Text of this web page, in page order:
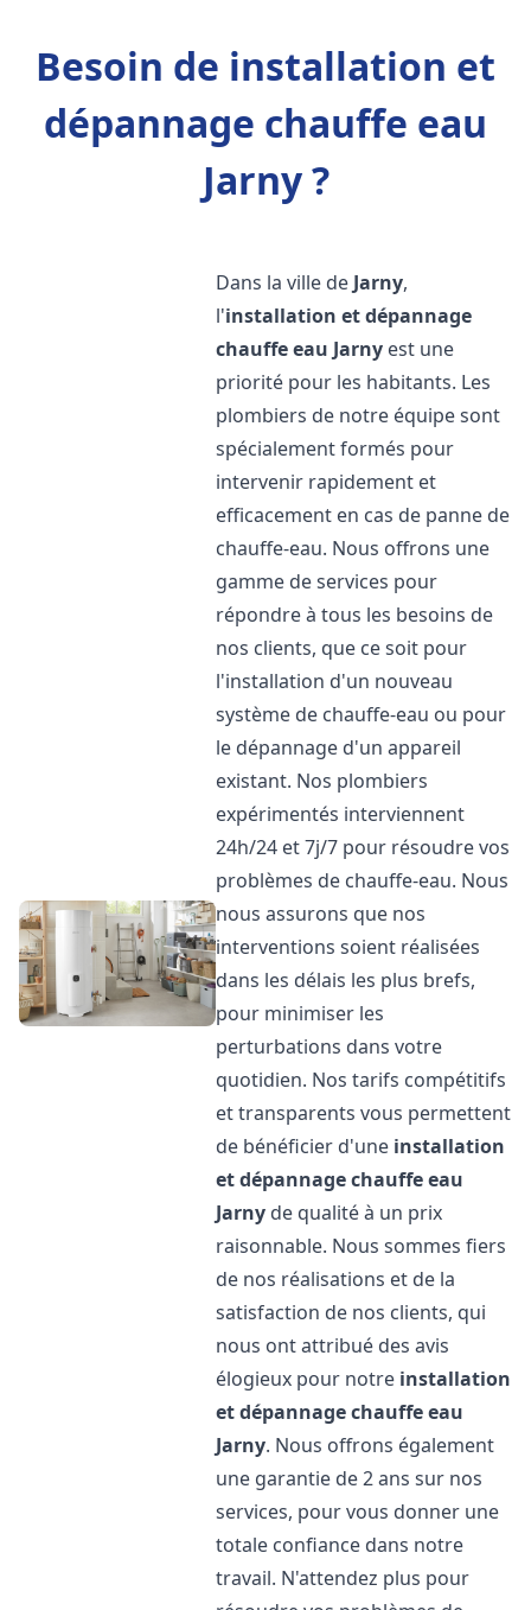
Besoin de installation et
dépannage chauffe eau
Jarny ?
Dans la ville de Jarny,
l'installation et dépannage
chauffe eau Jarny est une
priorité pour les habitants. Les
plombiers de notre équipe sont
spécialement formés pour
intervenir rapidement et
efficacement en cas de panne de
chauffe-eau. Nous offrons une
gamme de services pour
répondre à tous les besoins de
nos clients, que ce soit pour
l'installation d'un nouveau
système de chauffe-eau ou pour
le dépannage d'un appareil
existant. Nos plombiers
expérimentés interviennent
24h/24 et 7j/7 pour résoudre vos
problèmes de chauffe-eau. Nous
nous assurons que nos
interventions soient réalisées
dans les délais les plus brefs,
pour minimiser les
perturbations dans votre
quotidien. Nos tarifs compétitifs
et transparents vous permettent
de bénéficier d'une installation
et dépannage chauffe eau
Jarny de qualité à un prix
raisonnable. Nous sommes fiers
de nos réalisations et de la
satisfaction de nos clients, qui
nous ont attribué des avis
élogieux pour notre installation
et dépannage chauffe eau
Jarny. Nous offrons également
une garantie de 2 ans sur nos
services, pour vous donner une
totale confiance dans notre
travail. N'attendez plus pour